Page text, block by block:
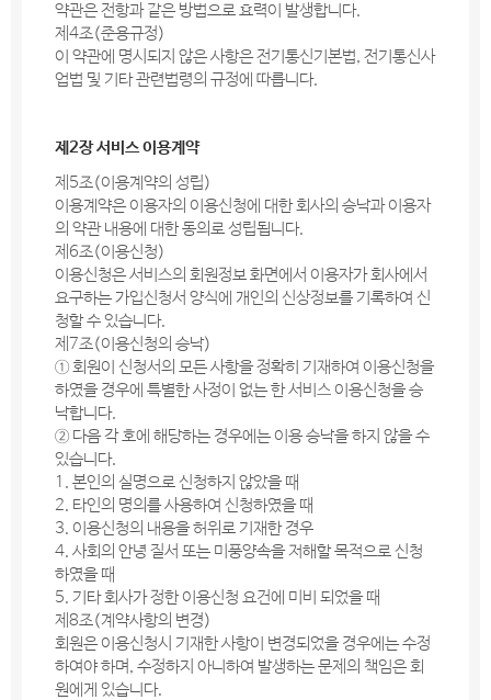
약관은 전항과 같은 방법으로 효력이 발생합니다.
제4조(준용규정)
이 약관에 명시되지 않은 사항은 전기통신기본법, 전기통신사
업법 및 기타 관련법령의 규정에 따릅니다.
제2장 서비스 이용계약
제5조(이용계약의 성립)
이용계약은 이용자의 이용신청에 대한 회사의 승낙과 이용자
의 약관 내용에 대한 동의로 성립됩니다.
제6조(이용신청)
이용신청은 서비스의 회원정보 화면에서 이용자가 회사에서
요구하는 가입신청서 양식에 개인의 신상정보를 기록하여 신
청할 수 있습니다.
제7조(이용신청의 승낙)
① 회원이 신청서의 모든 사항을 정확히 기재하여 이용신청을
하였을 경우에 특별한 사정이 없는 한 서비스 이용신청을 승
낙합니다.
② 다음 각 호에 해당하는 경우에는 이용 승낙을 하지 않을 수
있습니다.
1. 본인의 실명으로 신청하지 않았을 때
2. 타인의 명의를 사용하여 신청하였을 때
3. 이용신청의 내용을 허위로 기재한 경우
4. 사회의 안녕 질서 또는 미풍양속을 저해할 목적으로 신청
하였을 때
5. 기타 회사가 정한 이용신청 요건에 미비 되었을 때
제8조(계약사항의 변경)
회원은 이용신청시 기재한 사항이 변경되었을 경우에는 수정
하여야 하며, 수정하지 아니하여 발생하는 문제의 책임은 회
원에게 있습니다.